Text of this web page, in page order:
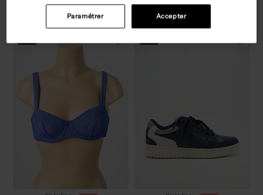
ACHAT EXPRESS ACHAT EXPRESS
Accepter
Paramétrer